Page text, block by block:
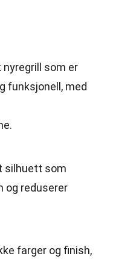
som er
funksjonell, med
silhuett som
og reduserer
farger og finish,